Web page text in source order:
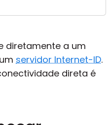
diretamente a um
servidor Internet-ID.
direta é